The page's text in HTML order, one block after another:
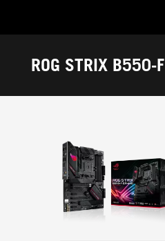
Accessibility links
ROG STRIX B550-
Assistenza